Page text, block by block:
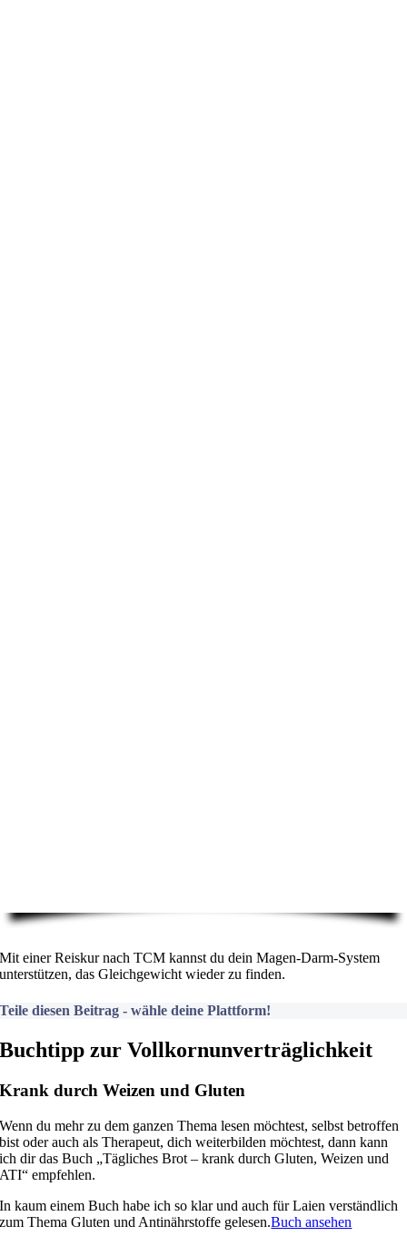
Mit einer Reiskur nach TCM kannst du dein Magen-Darm-System
unterstützen, das Gleichgewicht wieder zu finden.
Teile diesen Beitrag - wähle deine Plattform!
Buchtipp zur Vollkornunverträglichkeit
Krank durch Weizen und Gluten
Wenn du mehr zu dem ganzen Thema lesen möchtest, selbst betroffen
bist oder auch als Therapeut, dich weiterbilden möchtest, dann kann
ich dir das Buch „Tägliches Brot – krank durch Gluten, Weizen und
ATI“ empfehlen.
In kaum einem Buch habe ich so klar und auch für Laien verständlich
zum Thema Gluten und Antinährstoffe gelesen.Buch ansehen